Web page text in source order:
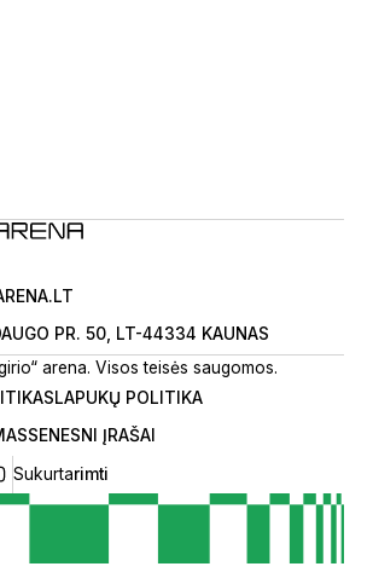
PR. 50, LT-44334 KAUNAS
arena. Visos teisės saugomos.
SLAPUKŲ POLITIKA
SENESNI ĮRAŠAI
Sukurtarimti